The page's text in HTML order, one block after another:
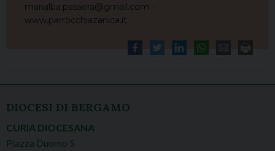
marialba.passera@gmail.com -
www.parrocchiazanica.it
DIOCESI DI BERGAMO
CURIA DIOCESANA
Piazza Duomo 5